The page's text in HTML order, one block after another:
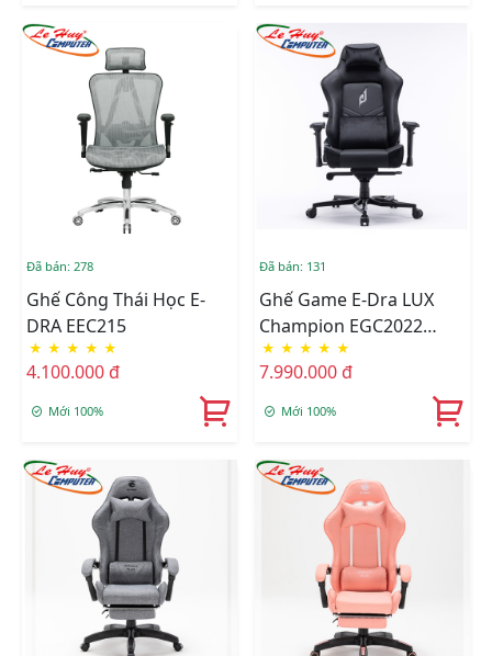
Đã bán: 278
Ghế Công Thái Học E-
DRA EEC215
★ ★ ★ ★ ★
4.100.000 đ
Mới 100%
Đã bán: 131
Ghế Game E-Dra LUX
Champion EGC2022
NAPPA
(Đen/Trắng/Navy)
★ ★ ★ ★ ★
7.990.000 đ
Mới 100%